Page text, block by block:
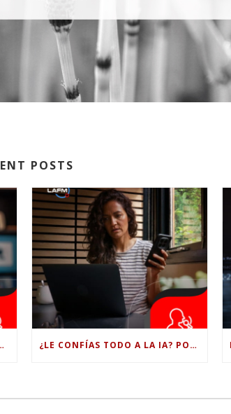
POSTS
LA ERA DE LA INTELIGENCIA ARTIFICIAL ¿LE CONFÍAS TODO A LA IA? POR QUÉ LA PSICÓLOGA DICE QUE ESO PUEDE COSTARTE TUS PROPIAS HABILIDADES